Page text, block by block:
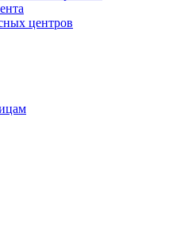
центров